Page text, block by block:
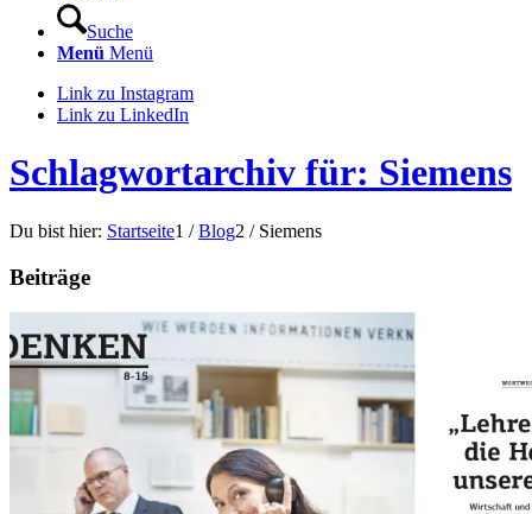
Suche
Menü Menü
Link zu Instagram
Link zu LinkedIn
Schlagwortarchiv für: Siemens
Du bist hier: Startseite1 / Blog2 / Siemens
Beiträge